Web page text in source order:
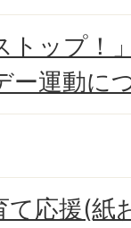
トップ
ー運動に
て応援(紙